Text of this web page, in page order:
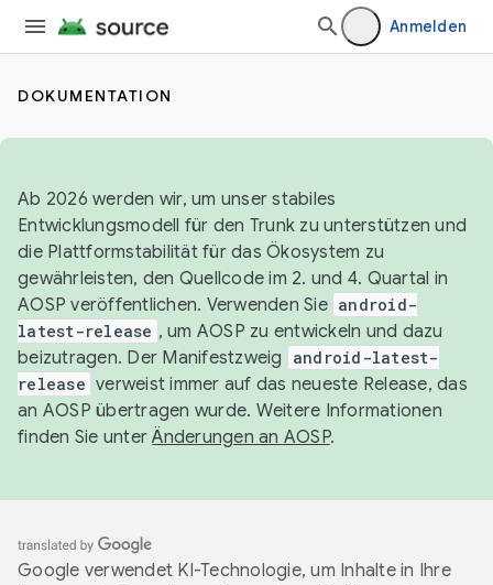
Anmelden
DOKUMENTATION
Ab 2026 werden wir, um unser stabiles
Entwicklungsmodell für den Trunk zu unterstützen und
die Plattformstabilität für das Ökosystem zu
gewährleisten, den Quellcode im 2. und 4. Quartal in
AOSP veröffentlichen. Verwenden Sie android-
latest-release , um AOSP zu entwickeln und dazu
beizutragen. Der Manifestzweig
android-latest-
release verweist immer auf das neueste Release, das
an AOSP übertragen wurde. Weitere Informationen
finden Sie unterÄnderungen an AOSP.
Google verwendet KI-Technologie, um Inhalte in Ihre